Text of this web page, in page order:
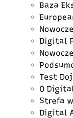
Baza
Digital
Test
O
Strefa
Digital